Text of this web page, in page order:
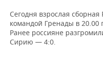
Сегодня взрослая
командой Гренады в 20.00
Ранее россияне
Сирию — 4:0.